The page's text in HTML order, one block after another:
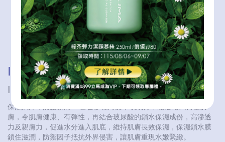
I.C.E.礦晶離子乳液
I.C.E. PURESKIN LOTION
保濕潤澤，防護親膚！ 富含多種海藻萃取成分，能活化、調理肌
膚，令肌膚健康、有彈性，再結合玻尿酸的鎖水保濕成份，高滲透
力及親膚力，促進水分進入肌底，維持肌膚長效保濕，保濕鎖水膜
鎖住滋潤，防禦因子抵抗外界侵害，讓肌膚重現水嫩緊緻。